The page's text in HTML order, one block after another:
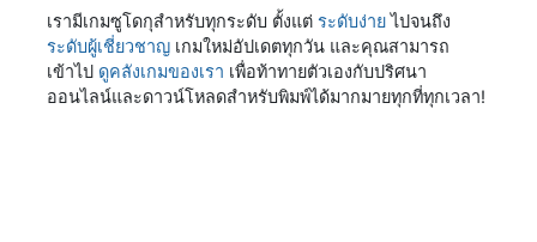
เรามีเกมซูโดกุสำหรับทุกระดับ ตั้งแต่ ระดับง่ายไปจนถึง
ระดับผู้เชี่ยวชาญ เกมใหม่อัปเดตทุกวัน และคุณสามารถ
เข้าไป ดูคลังเกมของเรา เพื่อท้าทายตัวเองกับปริศนา
ออนไลน์และดาวน์โหลดสำหรับพิมพ์ได้มากมายทุกที่ทุกเวลา!